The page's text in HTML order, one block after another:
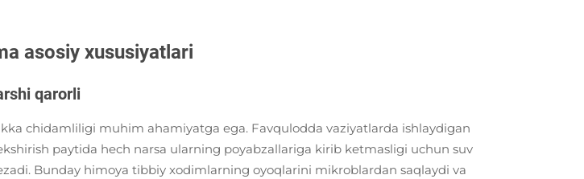
asosiy xususiyatlari
qarorli
chidamliligi muhim ahamiyatga ega. Favqulodda vaziyatlarda ishlaydigan
paytida hech narsa ularning poyabzallariga kirib ketmasligi uchun suv
Bunday himoya tibbiy xodimlarning oyoqlarini mikroblardan saqlaydi va